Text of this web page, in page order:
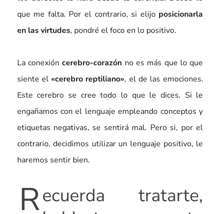
que me falta. Por el contrario, si elijo posicionarla
en las virtudes, pondré el foco en lo positivo.
La conexióncerebro-corazón no es más que lo que
siente el «cerebro reptiliano», el de las emociones.
Este cerebro se cree todo lo que le dices. Si le
engañamos con el lenguaje empleando conceptos y
etiquetas negativas, se sentirá mal. Pero si, por el
contrario, decidimos utilizar un lenguaje positivo, le
haremos sentir bien.
Recuerda tratarte,